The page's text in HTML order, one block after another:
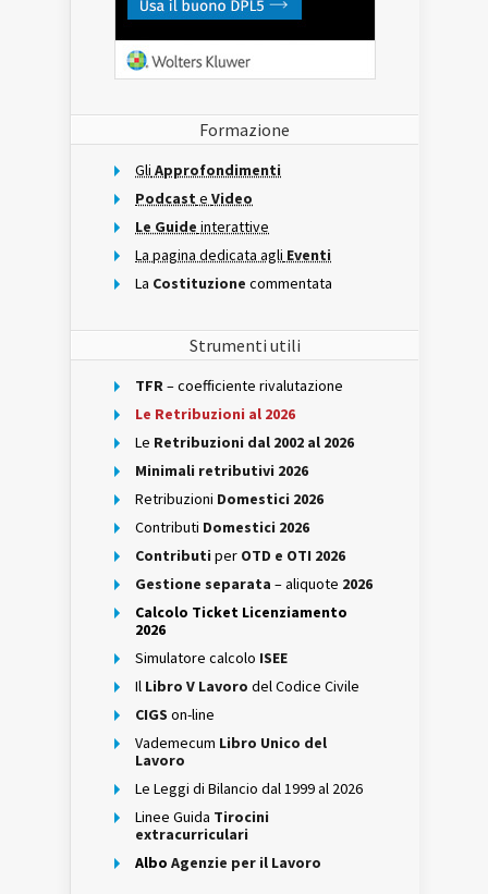
Formazione
Gli Approfondimenti
Podcast e Video
Le Guide interattive
La pagina dedicata agli Eventi
La Costituzione commentata
Strumenti utili
TFR– coefficiente rivalutazione
Le Retribuzioni al 2026
Le Retribuzioni dal 2002 al 2026
Minimali retributivi 2026
Retribuzioni Domestici 2026
Contributi Domestici 2026
Contributi per OTD e OTI 2026
Gestione separata – aliquote 2026
Calcolo Ticket Licenziamento
2026
Simulatore calcolo ISEE
Il Libro V Lavoro del Codice Civile
CIGS on-line
Vademecum Libro Unico del
Lavoro
Le Leggi di Bilancio dal 1999 al 2026
Linee Guida Tirocini
extracurriculari
Albo Agenzie per il Lavoro